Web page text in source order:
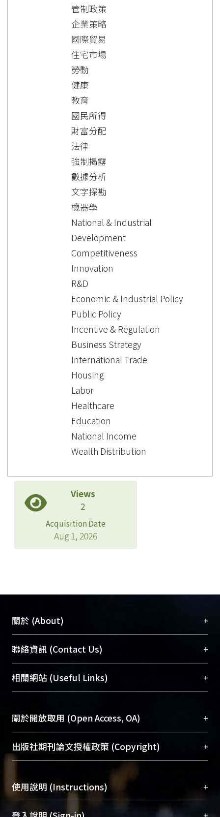
管制政策
企業策略
國際貿易
住宅市場
勞動
健康
教育
國民所得
財富分配
法律
強制揭露
數據分析
文字探勘
機器學
National & Industrial
Development
Competitiveness
Innovation
R&D
Economic & Industrial Policy
Public Policy
Incentive & Regulation
Business Strategy
International Trade
Housing
Labor
Healthcare
Education
National Income
Wealth Distribution
Views
2
Acquisition Date
Aug 1, 2026
關於 (About) +
臺大位居世界頂尖大學之列，為永久珍藏及向國際
展現本校豐碩的研究成果及學術能量，圖書館整合
機構典藏（NTUR）與學術庫（AH）不同功能平
台，成為臺大學術典藏NTU scholars。期能整合研
成果。
To permanently archive and promote researcher
profiles and scholarly works, Library integrates the
services of “NTU Repository” with “Academic
Hub” to form NTU Scholars.
聯絡資訊 (Contact Us) +
總館學科館員(Main Library)
醫學圖書館學科館員(Medical Library)
Sciences Library)
相關網站 (Useful Links) +
關於開放取用 (Open Access, OA) +
開放取用是從使用者角度提升資訊取用性的社會運
動，應用在學術研究上是透過將研究著作公開供使
用者自由取閱，以促進學術傳播及因應期刊訂購費
用逐年攀升。同時可加速研究發展、提升研究影響
力，NTU Scholars即為本校的開放取用典藏（OA
Archive）平台。 （點選深入了解OA）
出版社期刊論文授權政策 (Copyright) +
請確認所上傳的全文是原創的內容，若該文件包
含部分內容的版權非匯入者所有，或由第三方贊
助與合作完成，請確認該版權所有者及第三方同
意提供此授權。
使用說明 (Instructions) +